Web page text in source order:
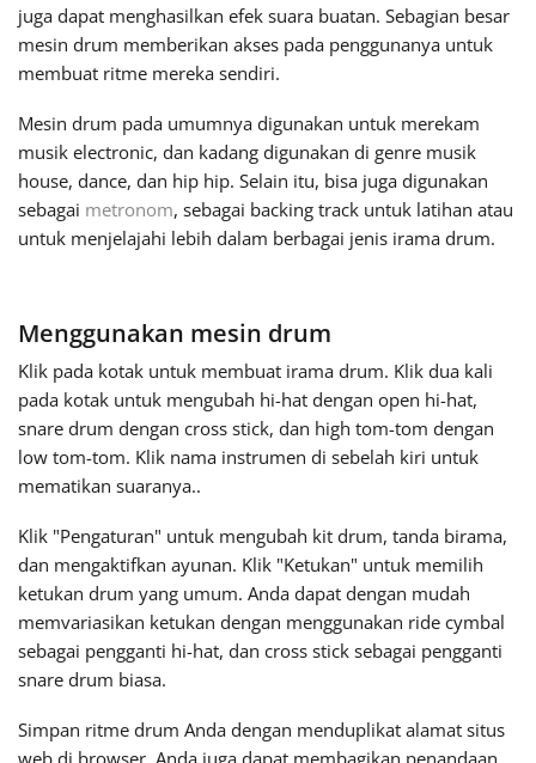
日本語
Polski
Svenska
Tiếng Việt
Українська
简体中文
繁體中文
juga dapat menghasilkan efek suara buatan. Sebagian besar
mesin drum memberikan akses pada penggunanya untuk
membuat ritme mereka sendiri.
Mesin drum pada umumnya digunakan untuk merekam
musik electronic, dan kadang digunakan di genre musik
house, dance, dan hip hip. Selain itu, bisa juga digunakan
sebagai metronom, sebagai backing track untuk latihan atau
untuk menjelajahi lebih dalam berbagai jenis irama drum.
Menggunakan mesin drum
Klik pada kotak untuk membuat irama drum. Klik dua kali
pada kotak untuk mengubah hi-hat dengan open hi-hat,
snare drum dengan cross stick, dan high tom-tom dengan
low tom-tom. Klik nama instrumen di sebelah kiri untuk
mematikan suaranya..
Klik "Pengaturan" untuk mengubah kit drum, tanda birama,
dan mengaktifkan ayunan. Klik "Ketukan" untuk memilih
ketukan drum yang umum. Anda dapat dengan mudah
memvariasikan ketukan dengan menggunakan ride cymbal
sebagai pengganti hi-hat, dan cross stick sebagai pengganti
snare drum biasa.
Simpan ritme drum Anda dengan menduplikat alamat situs
web di browser. Anda juga dapat membagikan penandaan